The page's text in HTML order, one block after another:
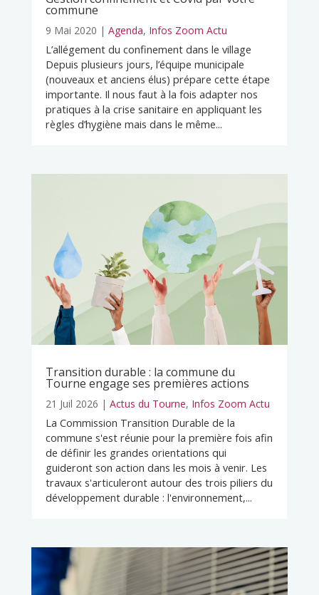
commune
9 Mai 2020 | Agenda, Infos Zoom Actu
L’allégement du confinement dans le village
Depuis plusieurs jours, l’équipe municipale
(nouveaux et anciens élus) prépare cette étape
importante. Il nous faut à la fois adapter nos
pratiques à la crise sanitaire en appliquant les
règles d’hygiène mais dans le même...
Transition durable : la commune du
Tourne engage ses premières actions
21 Juil 2026 | Actus du Tourne, Infos Zoom Actu
La Commission Transition Durable de la
commune s'est réunie pour la première fois afin
de définir les grandes orientations qui
guideront son action dans les mois à venir. Les
travaux s'articuleront autour des trois piliers du
développement durable : l'environnement,...